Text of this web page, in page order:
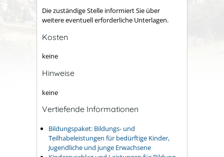
Die zuständige Stelle informiert Sie über
weitere eventuell erforderliche Unterlagen.
Kosten
keine
Hinweise
keine
Vertiefende Informationen
Bildungspaket: Bildungs- und
Teilhabeleistungen für bedürftige Kinder,
Jugendliche und junge Erwachsene